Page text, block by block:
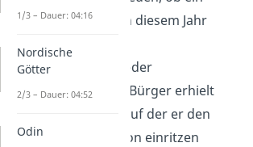
Scherbengericht in diesem Jahr
stattfindet.
Namensabgabe
: Jeder
stimmberechtigte Bürger erhielt
eine Tonscherbe, auf der er den
Namen einer Person einritzen
1/3 – Dauer: 04:16
Nordische
Götter
2/3 – Dauer: 04:52
Odin